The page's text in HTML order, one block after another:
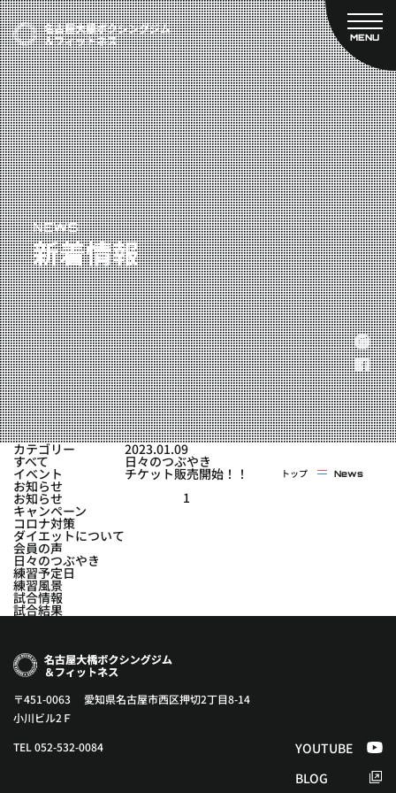
MENU
CLOSE
TOP
新着情報
ご予約
プライベートコース予約
レンタルスタジオ予約
名古屋大橋ボクシングジムについて
大橋弘政プロフィール
スタッフ紹介
料金案内
設備紹介
アクセス
営業時間
トレーナー募集
スポンサー募集
大会チケット購入
キャンペーン
実戦コース
料金システム
選手紹介
よくある質問
フィットネスコース
料金システム
ビフォーアフター
YOUTUBE BLOG
NEWS
新着情報
トップ News
カテゴリー
すべて
イベント
お知らせ
お知らせ
キャンペーン
コロナ対策
ダイエットについて
会員の声
日々のつぶやき
練習予定日
練習風景
試合情報
試合結果
2023.01.09
日々のつぶやき
チケット販売開始！！
1
〒451-0063 愛知県名古屋市西区押切2丁目8-14
小川ビル2Ｆ
TEL 052-532-0084
YOUTUBE
BLOG